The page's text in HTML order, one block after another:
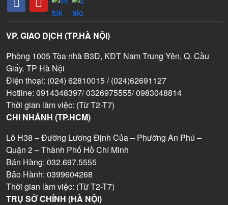
VP. GIAO DỊCH (TP.HÀ NỘI)
Phòng 1005 Tòa nhà B3D, KĐT Nam Trung Yên, Q. Cầu
Giấy. TP Hà Nội
Điện thoại: (024) 62810015 / (024)62691127
Hotline: 0914348397/ 0326975555/ 0983048814
Thời gian làm việc: (Từ T2-T7)
CHI NHÁNH (TP.HCM)
Lô H38 – Đường Lương Định Của – Phường An Phú –
Quận 2 – Thành Phố Hồ Chí Minh
Bán Hàng: 032.697.5555
Bảo Hành: 0399604268
Thời gian làm việc: (Từ T2-T7)
TRỤ SỞ CHÍNH (HÀ NỘI)